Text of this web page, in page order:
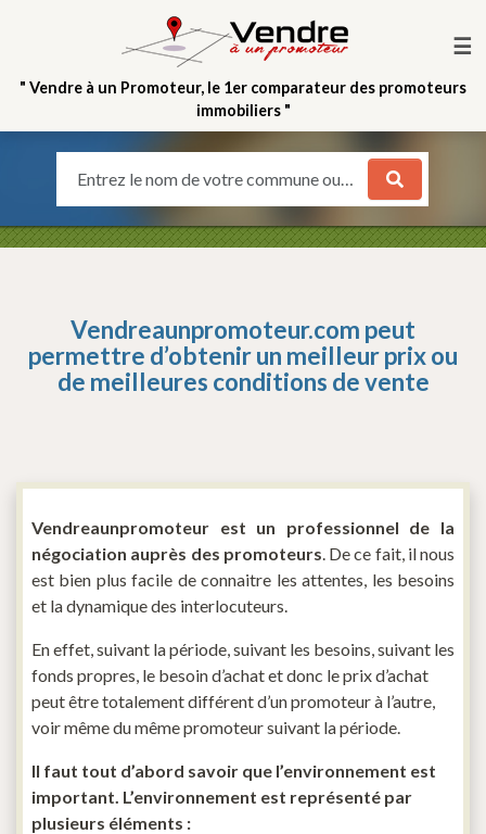
☰
" Vendre à un Promoteur, le 1er comparateur des promoteurs
immobiliers "
Entrez le nom de votre commune ou votre quartier
Vendreaunpromoteur.com peut
permettre d’obtenir un meilleur prix ou
de meilleures conditions de vente
Vendreaunpromoteur est un professionnel de la
négociation auprès des promoteurs. De ce fait, il nous
est bien plus facile de connaitre les attentes, les besoins
et la dynamique des interlocuteurs.
En effet, suivant la période, suivant les besoins, suivant les
fonds propres, le besoin d’achat et donc le prix d’achat
peut être totalement différent d’un promoteur à l’autre,
voir même du même promoteur suivant la période.
Il faut tout d’abord savoir que l’environnement est
important. L’environnement est représenté par
plusieurs éléments :